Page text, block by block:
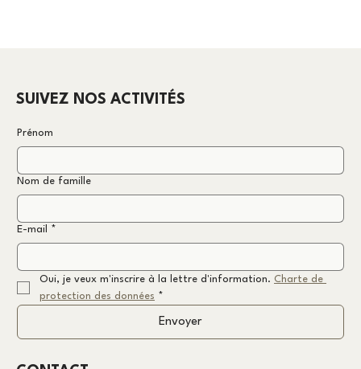
SUIVEZ NOS ACTIVITÉS
Prénom
Nom de famille
E-mail *
Oui, je veux m'inscrire à la lettre d'information. Charte de
protection des données *
Envoyer